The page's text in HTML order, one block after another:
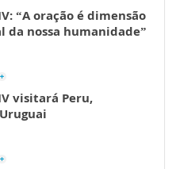
“A oração é dimensão
da nossa humanidade”
visitará Peru,